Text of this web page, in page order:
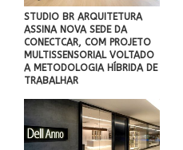
STUDIO BR ARQUITETURA
ASSINA NOVA SEDE DA
CONECTCAR, COM PROJETO
MULTISSENSORIAL VOLTADO
A METODOLOGIA HÍBRIDA DE
TRABALHAR